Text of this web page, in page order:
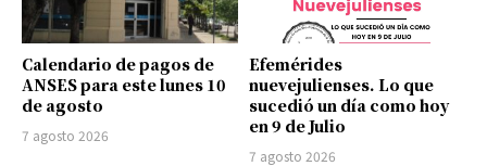
Calendario de pagos de
ANSES para este lunes 10
de agosto
7 agosto 2026
Efemérides
nuevejulienses. Lo que
sucedió un día como hoy
en 9 de Julio
7 agosto 2026